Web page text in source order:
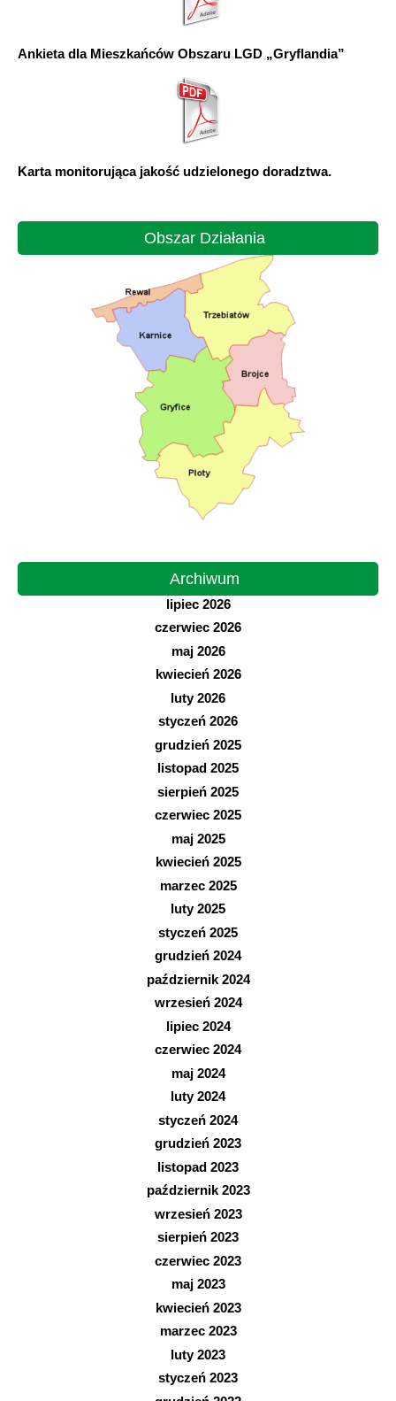
Ankieta dla Mieszkańców Obszaru LGD „Gryflandia”
Karta monitorująca jakość udzielonego doradztwa.
Obszar Działania
Archiwum
lipiec 2026
czerwiec 2026
maj 2026
kwiecień 2026
luty 2026
styczeń 2026
grudzień 2025
listopad 2025
sierpień 2025
czerwiec 2025
maj 2025
kwiecień 2025
marzec 2025
luty 2025
styczeń 2025
grudzień 2024
październik 2024
wrzesień 2024
lipiec 2024
czerwiec 2024
maj 2024
luty 2024
styczeń 2024
grudzień 2023
listopad 2023
październik 2023
wrzesień 2023
sierpień 2023
czerwiec 2023
maj 2023
kwiecień 2023
marzec 2023
luty 2023
styczeń 2023